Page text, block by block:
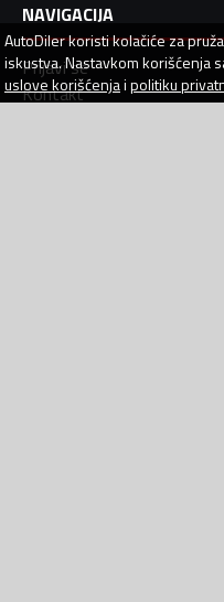
NAVIGACIJA
Prijavi se
Kontakt
AutoDilerkoristi kolačiće za
iskustva. Nastavkom korišćenja
uslove korišćenjaipolitiku